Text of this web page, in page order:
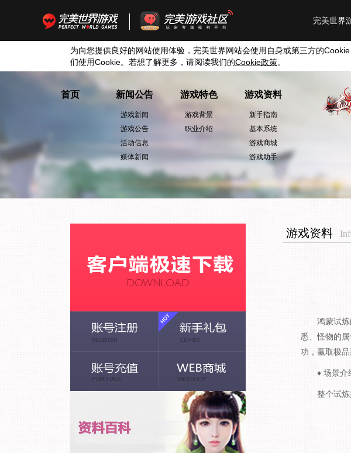
完美世界
为向您提供良好的网站使用体验，完美世界网站会使用自身或第三方的Cookie
们使用Cookie。若想了解更多，请阅读我们的Cookie政策。
首页 新闻公告
游戏新闻
游戏公告
活动信息
媒体新闻
游戏特色
游戏背景
职业介绍
游戏资料
新手指南
基本系统
游戏商城
游戏助手
游戏资料
鸿蒙试炼的
悉、怪物的
功，赢取极品
♦ 场景介
整个试炼共